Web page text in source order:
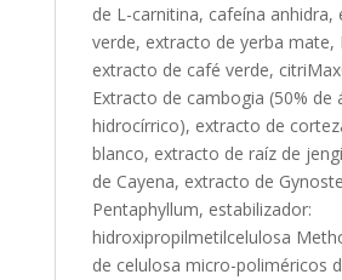
de L-carnitina, cafeína anhidra,
verde, extracto de yerba mate,
extracto de café verde,
Extracto de cambogia (50% de
hidrocírrico), extracto de
blanco, extracto de raíz de
de Cayena, extracto de
Pentaphyllum, estabilizador:
hidroxipropilmetilcelulosa
de celulosa micro-poliméricos